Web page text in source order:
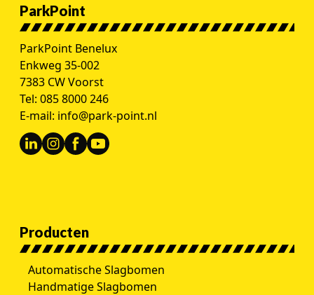
ParkPoint
ParkPoint Benelux
Enkweg 35-002
7383 CW Voorst
Tel: 085 8000 246
E-mail: info@park-point.nl
Producten
Automatische Slagbomen
Handmatige Slagbomen